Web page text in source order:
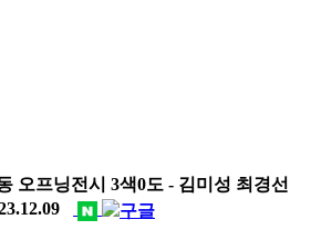
오프닝전시 3색0도 - 김미성 최경선